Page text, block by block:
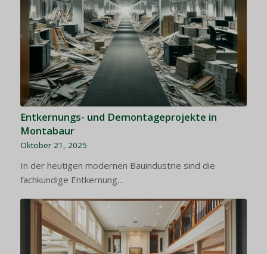
Entkernungs- und Demontageprojekte in
Montabaur
Oktober 21, 2025
In der heutigen modernen Bauindustrie sind die
fachkundige Entkernung…